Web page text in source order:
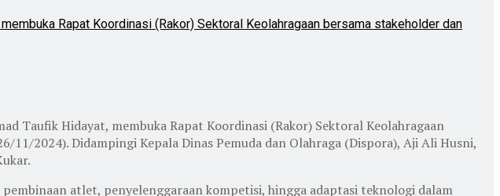
Rapat Koordinasi (Rakor) Sektoral Keolahragaan bersama stakeholder dan
Taufik Hidayat, membuka Rapat Koordinasi (Rakor) Sektoral Keolahragaan
11/2024). Didampingi Kepala Dinas Pemuda dan Olahraga (Dispora), Aji Ali Husni,
atlet, penyelenggaraan kompetisi, hingga adaptasi teknologi dalam